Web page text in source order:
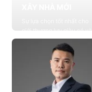
giới thượng lưu giàu có và
đẳng cấp, cung cấp các
giải pháp thiết kế chuyên
Xem chi tiết